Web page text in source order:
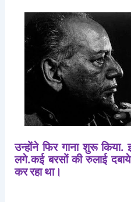
उन्होंने फिर गाना शुरू किया.
लगे.कई बरसों की रुलाई दबाये
कररहाथा।